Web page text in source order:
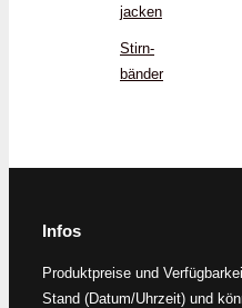
jacken
Stirn­
bänder
Infos
Produktpreise und
Stand (Datum/Uhrzeit) und